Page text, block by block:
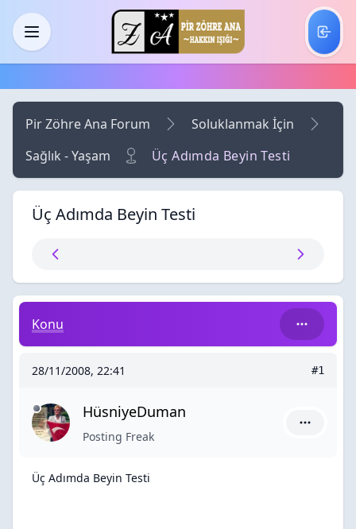
Skip to main content
Menü
Pir Zöhre Ana Forum
Soluklanmak İçin
Sağlık - Yaşam
Üç Adımda Beyin Testi
Üç Adımda Beyin Testi
Üç Adımda Beyin Testi
Konu
28/11/2008, 22:41 #1
HüsniyeDuman
Posting Freak
Üç Adımda Beyin Testi